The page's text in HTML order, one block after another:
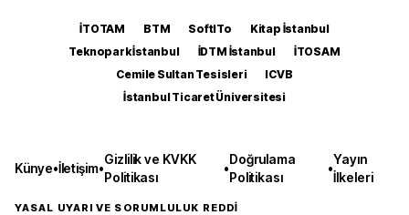
İTOTAM BTM SoftITo
Kitap İstanbul
Teknopark İstanbul
İDTM İstanbul
İTOSAM
Cemile Sultan Tesisleri
ICVB
İstanbul Ticaret Üniversitesi
Künye•İletişim•
Gizlilik ve KVKK
Politikası
•
Doğrulama
Politikası
•
Yayın
İlkeleri
YASAL UYARI VE SORUMLULUK REDDİ